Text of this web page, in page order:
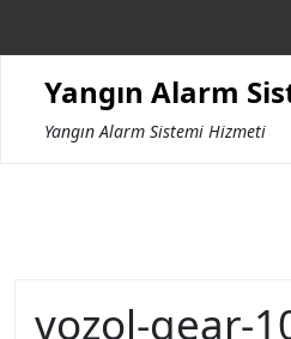
Yangın Alarm
Yangın Alarm Sistemi Hizmeti
vozol-gear-